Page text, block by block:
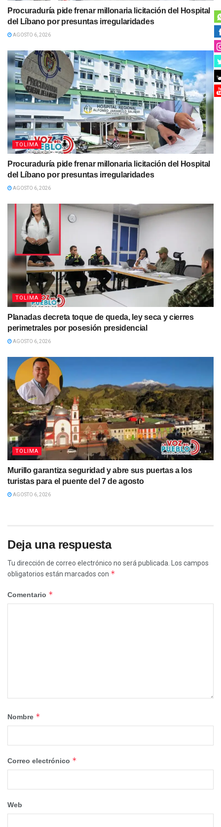
Procuraduría pide frenar millonaria licitación del Hospital
del Líbano por presuntas irregularidades
AGOSTO 6, 2026
TOLIMA
Procuraduría pide frenar millonaria licitación del Hospital
del Líbano por presuntas irregularidades
AGOSTO 6, 2026
TOLIMA
Planadas decreta toque de queda, ley seca y cierres
perimetrales por posesión presidencial
AGOSTO 6, 2026
TOLIMA
Murillo garantiza seguridad y abre sus puertas a los
turistas para el puente del 7 de agosto
AGOSTO 6, 2026
Deja una respuesta
Tu dirección de correo electrónico no será publicada.
Los campos
obligatorios están marcados con *
Comentario *
Nombre *
Correo electrónico *
Web